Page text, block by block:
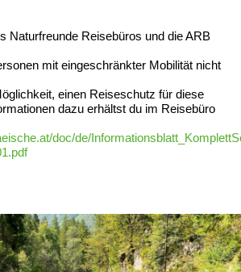
Naturfreunde Reisebüros und die ARB
mit eingeschränkter Mobilität nicht
einen Reiseschutz für diese
dazu erhältst du im Reisebüro
doc/de/